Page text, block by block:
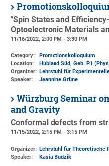
"Spin States and
Optoelectronic Materials
11/16/2022, 2:00 PM - 3:30 PM
Category:
Promotionskolloquium
Location:
Hubland Süd, Geb. P1
Organizer: Lehrstuhl für
Speaker:
Jeannine Grüne
Würzburg Seminar
and Gravity
Conformal defects from
11/15/2022, 2:15 PM - 3:15 PM
Organizer: Lehrstuhl für Theoretische
Speaker:
Kasia Budzik